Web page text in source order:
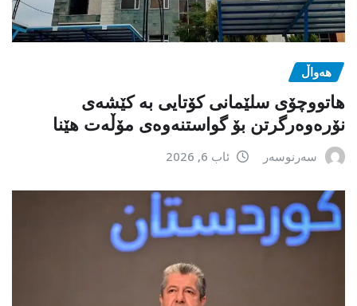
هەواڵ
هاتووچۆی سلێمانی کۆتایی بە کێشەی
نۆرەوەرگرتن بۆ گواستنەوەی مۆڵەت هێنا
سەرنوسەر ئاب 6, 2026